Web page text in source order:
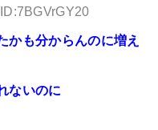
かも分からんのに増え
ないのに